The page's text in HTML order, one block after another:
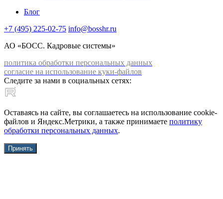
Блог
+7 (495) 225-02-75 info@bosshr.ru
АО «БОСС. Кадровые системы»
политика обработки персональных данных
согласие на использование куки-файлов
Следите за нами в социальных сетях:
Оставаясь на сайте, вы соглашаетесь на использование cookie-
файлов и Яндекс.Метрики, а также принимаете политику
обработки персональных данных.
Принять